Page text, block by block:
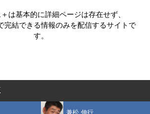
は基本的に詳細ページは存在せず、
完結できる情報のみを配信するサイトで
す。
兼松 伸行